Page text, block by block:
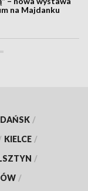
na Majdanku
/
KIELCE /
/
/